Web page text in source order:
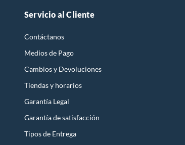
Servicio al Cliente
Contáctanos
Medios de Pago
Cambios y Devoluciones
Tiendas y horarios
Garantía Legal
Garantía de satisfacción
Tipos de Entrega